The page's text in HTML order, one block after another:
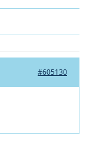
#605130